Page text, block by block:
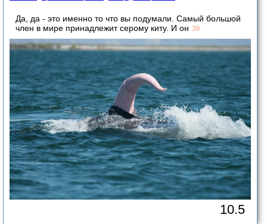
Да, да - это именно то что вы подумали. Самый большой
член в мире принадлежит серому киту. И он
10.5